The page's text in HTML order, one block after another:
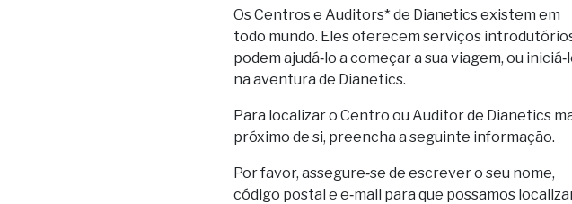
Os Centros e Auditors* de Dianetics existem em
todo mundo. Eles oferecem serviços
podem ajudá‑lo a começar a sua viagem, ou
na aventura de Dianetics.
Para localizar o Centro ou Auditor de Dianetics
próximo de si, preencha a seguinte informação.
Por favor, assegure‑se de escrever o seu nome,
código postal e e‑mail para que possamos